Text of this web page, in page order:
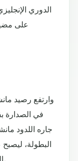
على
جاره اللدود
الغائبة عن خزائنه منذ موسم 2013 -2014.